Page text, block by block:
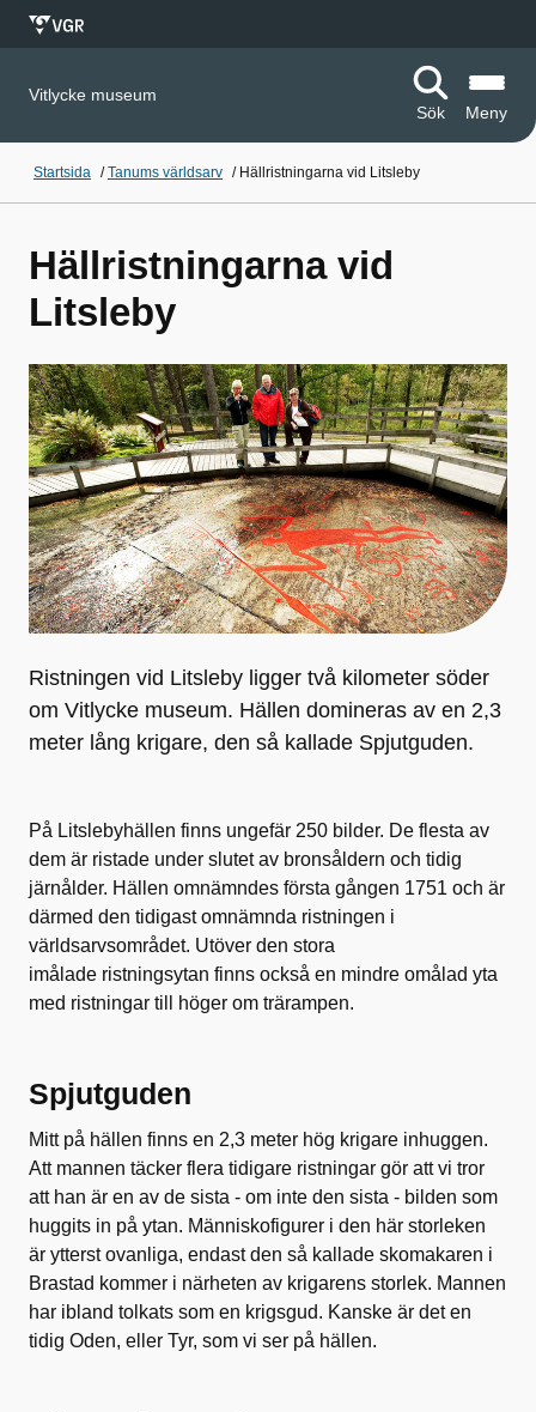
Vitlycke museum
Sök
Meny
Startsida /Tanums världsarv / Hällristningarna vid Litsleby
Hällristningarna vid
Litsleby
Ristningen vid Litsleby ligger två kilometer söder
om Vitlycke museum. Hällen domineras av en 2,3
meter lång krigare, den så kallade Spjutguden.
På Litslebyhällen finns ungefär 250 bilder. De flesta av
dem är ristade under slutet av bronsåldern och tidig
järnålder. Hällen omnämndes första gången 1751 och är
därmed den tidigast omnämnda ristningen i
världsarvsområdet. Utöver den stora
imålade ristningsytan finns också en mindre omålad yta
med ristningar till höger om trärampen.
Spjutguden
Mitt på hällen finns en 2,3 meter hög krigare inhuggen.
Att mannen täcker flera tidigare ristningar gör att vi tror
att han är en av de sista - om inte den sista - bilden som
huggits in på ytan. Människofigurer i den här storleken
är ytterst ovanliga, endast den så kallade skomakaren i
Brastad kommer i närheten av krigarens storlek. Mannen
har ibland tolkats som en krigsgud. Kanske är det en
tidig Oden, eller Tyr, som vi ser på hällen.